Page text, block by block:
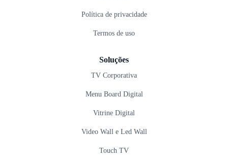
Política de privacidade
Termos de uso
Soluções
TV Corporativa
Menu Board Digital
Vitrine Digital
Video Wall e Led Wall
Touch TV